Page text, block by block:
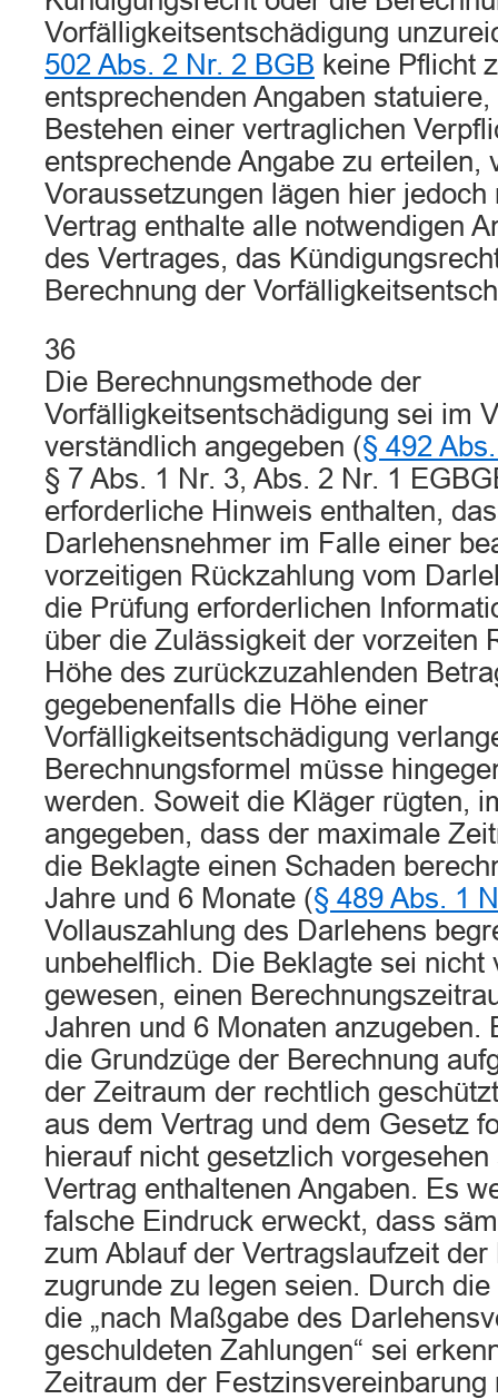
Vorfälligkeitsentschädigung
502 Abs. 2 Nr. 2 BGB keine Pflicht
entsprechenden Angaben
Bestehen einer vertraglichen
entsprechende Angabe zu erteilen,
Voraussetzungen lägen hier jedoch
Vertrag enthalte alle notwendigen
des Vertrages, das
Berechnung der
36
Die Berechnungsmethode der
Vorfälligkeitsentschädigung sei im
verständlich angegeben (§ 492
§ 7 Abs. 1 Nr. 3, Abs. 2 Nr. 1
erforderliche Hinweis enthalten,
Darlehensnehmer im Falle einer
vorzeitigen Rückzahlung vom
die Prüfung erforderlichen
über die Zulässigkeit der vorzeiten
Höhe des zurückzuzahlenden
gegebenenfalls die Höhe einer
Vorfälligkeitsentschädigung
Berechnungsformel müsse
werden. Soweit die Kläger rügten,
angegeben, dass der maximale
die Beklagte einen Schaden
Jahre und 6 Monate (§ 489 Abs. 1
Vollauszahlung des Darlehens
unbehelflich. Die Beklagte sei nicht
gewesen, einen
Jahren und 6 Monaten anzugeben.
die Grundzüge der Berechnung
der Zeitraum der rechtlich
aus dem Vertrag und dem Gesetz
hierauf nicht gesetzlich
Vertrag enthaltenen Angaben. Es
falsche Eindruck erweckt, dass
zum Ablauf der Vertragslaufzeit der
zugrunde zu legen seien. Durch
die „nach Maßgabe des
geschuldeten Zahlungen“ sei
Zeitraum der